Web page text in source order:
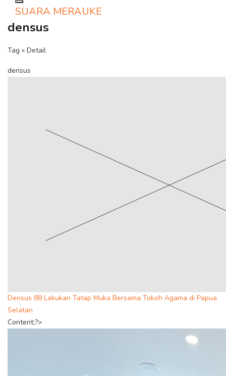
Toggle navigation
SUARA MERAUKE
densus
Tag » Detail
densus
Densus 88 Lakukan Tatap Muka Bersama Tokoh Agama di Papua
Selatan
Content;?>